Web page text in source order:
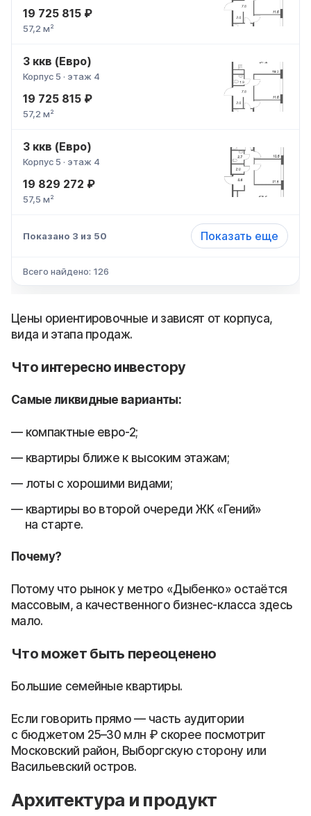
19 725 815 ₽
57,2 м²
3 ккв (Евро)
Корпус 5 · этаж 4
19 725 815 ₽
57,2 м²
3 ккв (Евро)
Корпус 5 · этаж 4
19 829 272 ₽
57,5 м²
Показано 3 из 50 Показать еще
Всего найдено: 126
Цены ориентировочные и зависят от корпуса,
вида и этапа продаж.
Что интересно инвестору
Самые ликвидные варианты:
компактные евро-2;
квартиры ближе к высоким этажам;
лоты с хорошими видами;
квартиры во второй очереди ЖК «Гений»
на старте.
Почему?
Потому что рынок у метро «Дыбенко» остаётся
массовым, а качественного бизнес-класса здесь
мало.
Что может быть переоценено
Большие семейные квартиры.
Если говорить прямо — часть аудитории
с бюджетом 25–30 млн ₽ скорее посмотрит
Московский район, Выборгскую сторону или
Васильевский остров.
Архитектура и продукт